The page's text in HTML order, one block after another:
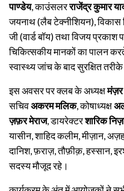
पाण्डेय, काउंसलरराजेंद्र कुमार
जयनाथ (लैब टेक्नीशियन), विकास
जी (वार्ड बॉय) तथा विजय प्रकाश
चिकित्सकीय मानकों का पालन
स्वास्थ्य जांच के बाद सुरक्षित
इस अवसर पर क्लब के अध्यक्षमंज़र
सचिवअकरम मलिक, कोषाध्यक्ष
ज़फ़र मेराज, डायरेक्टरशारिक
यासीन, शाहिद कलीम, मीज़ान,
दानिश, फ़राज़, तौफ़ीक़, हस्सान,
सदस्य मौजूद रहे।